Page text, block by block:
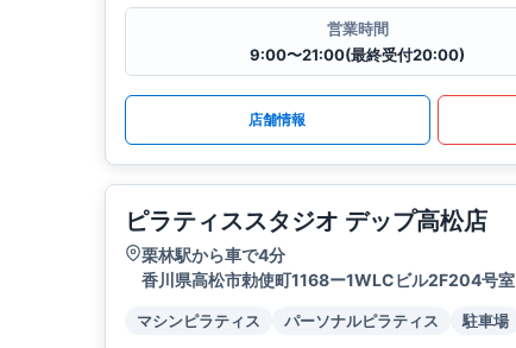
営業時間
9:00〜21:00(最終受付20:00)
店舗情報
ピラティススタジオ デップ高松店
栗林駅から車で4分
香川県高松市勅使町1168ー1WLCビル2F204号室
マシンピラティス パーソナルピラティス 駐車場